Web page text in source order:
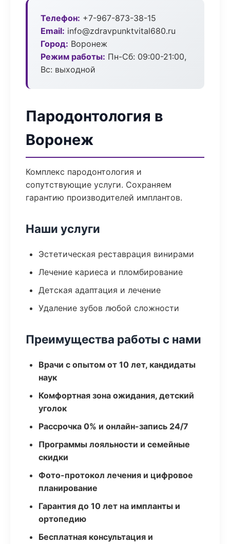
Телефон: +7-967-873-38-15
Email: info@zdravpunktvital680.ru
Город: Воронеж
Режим работы: Пн-Сб: 09:00-21:00,
Вс: выходной
Пародонтология в
Воронеж
Комплекс пародонтология и
сопутствующие услуги. Сохраняем
гарантию производителей имплантов.
Наши услуги
Эстетическая реставрация винирами
Лечение кариеса и пломбирование
Детская адаптация и лечение
Удаление зубов любой сложности
Преимущества работы с нами
Врачи с опытом от 10 лет, кандидаты
наук
Комфортная зона ожидания, детский
уголок
Рассрочка 0% и онлайн-запись 24/7
Программы лояльности и семейные
скидки
Фото-протокол лечения и цифровое
планирование
Гарантия до 10 лет на импланты и
ортопедию
Бесплатная консультация и